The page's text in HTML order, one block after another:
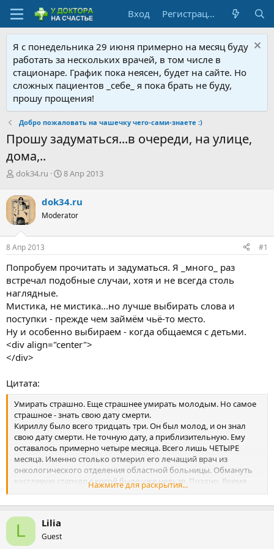
Вход Регистрация
Я с понедельника 29 июня примерно на месяц буду
работать за нескольких врачей, в том числе в
стационаре. График пока неясен, будет на сайте. Но
сложных пациентов _себе_ я пока брать не буду,
прошу прощения!
Добро пожаловать на чашечку чего-сами-знаете :)
Прошу задуматься...в очереди, на улице,
дома,..
А
т
о
р
т
е
м
dok34.ru
Д
а
н
ч
а
8 Апр 2013
dok34.ru
Moderator
8 Апр 2013 #1
Попробуем прочитать и задуматься. Я _много_ раз
встречал подобные случаи, хотя и не всегда столь
наглядные.
Мистика, не мистика...но лучше выбирать слова и
поступки - прежде чем займём чьё-то место.
Ну и особенно выбираем - когда общаемся с детьми.
<div align="center">
</div>
Цитата:
Умирать страшно. Еще страшнее умирать молодым. Но самое
страшное - знать свою дату смерти.
Кириллу было всего тридцать три. Он был молод, и он знал
свою дату смерти. Не точную дату, а приблизительную. Ему
оставалось примерно четыре месяца. Всего лишь ЧЕТЫРЕ
месяца. Именно столько отмерил его лечащий врач из
онкологического отделения областной больницы. Обмануть
костлявую старудр с косой было уже нельзя. Поздно. Время
упущено. Опухоль пустила метастазы. Четвертая степень.
Диагноз, равнозначный смертному приговору, без права
обжалования и отсрочки. Приговор без апелляции.
Он вышел из подъезда, на улице припекало первое по-
настоящему яркое весенне солнце. Кирилл снял с головы
Нажмите для раскрытия...
L Lilia
Guest